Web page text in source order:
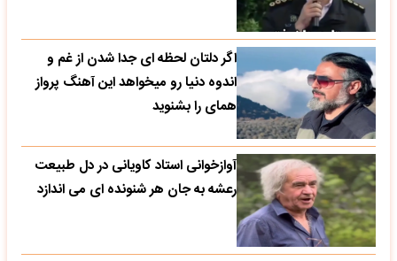
اگر دلتان لحظه ای جدا شدن از غم و
اندوه دنیا رو میخواهد این آهنگ پرواز
همای را بشنوید
آوازخوانی استاد کاویانی در دل طبیعت
رعشه به جان هر شنونده ای می اندازد